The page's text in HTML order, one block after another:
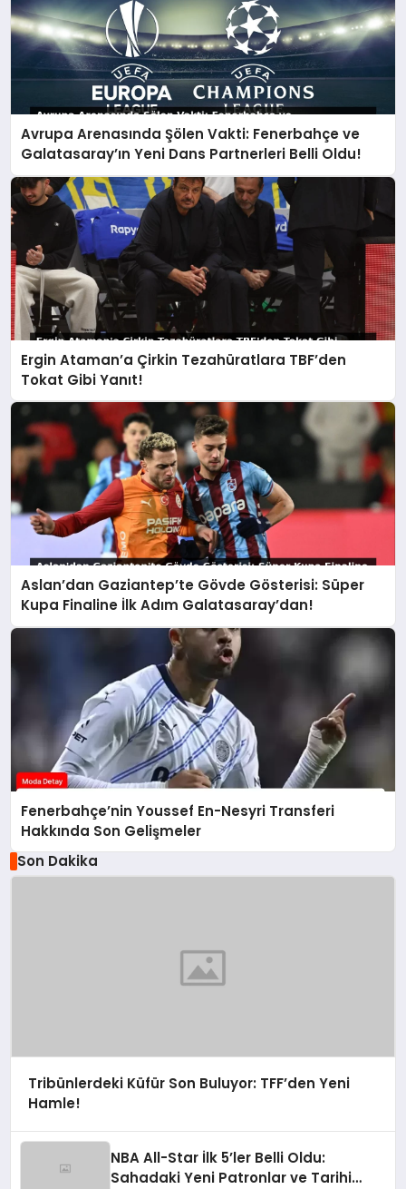
Avrupa Arenasında Şölen Vakti: Fenerbahçe ve
Galatasaray’ın Yeni Dans Partnerleri Belli Oldu!
Ergin Ataman’a Çirkin Tezahüratlara TBF’den
Tokat Gibi Yanıt!
Aslan’dan Gaziantep’te Gövde Gösterisi: Süper
Kupa Finaline İlk Adım Galatasaray’dan!
Fenerbahçe’nin Youssef En-Nesyri Transferi
Hakkında Son Gelişmeler
Son Dakika
Tribünlerdeki Küfür Son Buluyor: TFF’den Yeni
Hamle!
NBA All-Star İlk 5’ler Belli Oldu:
Sahadaki Yeni Patronlar ve Tarihi